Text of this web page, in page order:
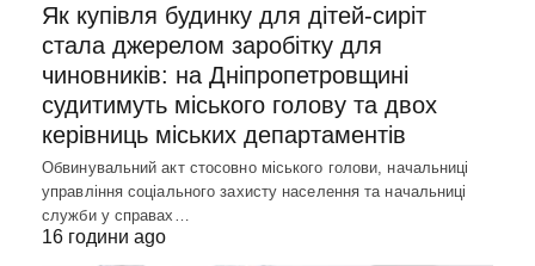
Як купівля будинку для дітей-сиріт
стала джерелом заробітку для
чиновників: на Дніпропетровщині
судитимуть міського голову та двох
керівниць міських департаментів
Обвинувальний акт стосовно міського голови, начальниці
управління соціального захисту населення та начальниці
служби у справах…
16 години ago